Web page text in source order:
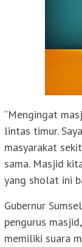
“Mengingat
lintas timur.
masyarakat
sama. Masjid
yang sholat ini
Gubernur
pengurus
memiliki suara